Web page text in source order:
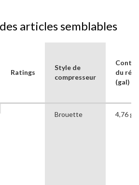
articles semblables
Ratings
Style de
compresseur
du
(gal)
Brouette 4,76